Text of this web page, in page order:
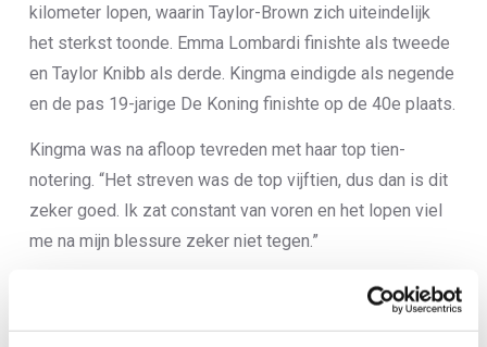
kilometer lopen, waarin Taylor-Brown zich uiteindelijk
het sterkst toonde. Emma Lombardi finishte als tweede
en Taylor Knibb als derde. Kingma eindigde als negende
en de pas 19-jarige De Koning finishte op de 40e plaats.
Kingma was na afloop tevreden met haar top tien-
notering. “Het streven was de top vijftien, dus dan is dit
zeker goed. Ik zat constant van voren en het lopen viel
me na mijn blessure zeker niet tegen.”
Bij de mannen was de overwinning voor de Brit Alex Yee.
Landgenoot Jonathan Brownlee legde beslag op de